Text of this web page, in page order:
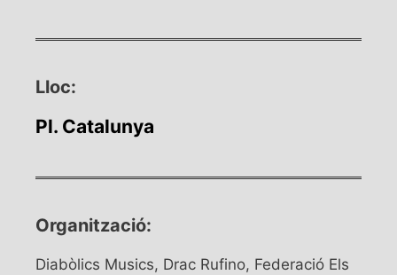
Lloc:
Pl. Catalunya
Organització:
Diabòlics Musics, Drac Rufino, Federació Els